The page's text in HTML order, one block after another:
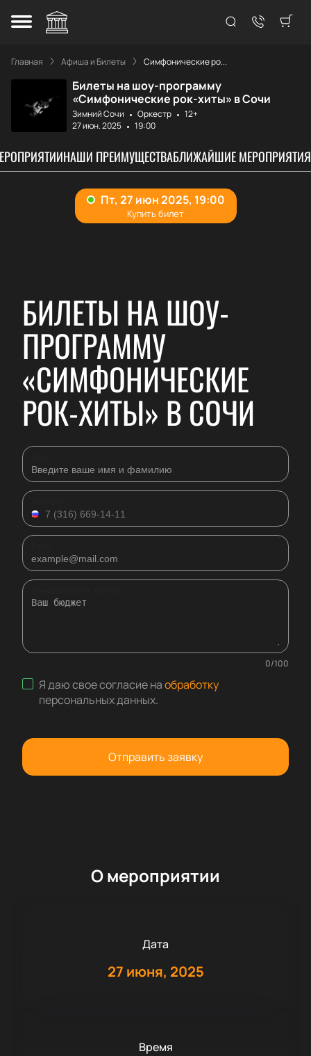
Главная Афиша и Билеты Симфонические ро...
Билеты на шоу-программу
«Симфонические рок-хиты» в Сочи
Зимний Сочи Оркестр
12+
27 июн. 2025
19:00
НАШИ ПРЕИМУЩЕСТВАБЛИЖАЙШИЕ МЕРОПРИЯТИЯ
БИЛЕТЫ НА ШОУ-
ПРОГРАММУ
«СИМФОНИЧЕСКИЕ
РОК-ХИТЫ» В СОЧИ
0/100
Я даю свое согласие наобработку
персональных данных.
Отправить заявку
О мероприятии
Дата
27 июня, 2025
Время